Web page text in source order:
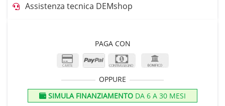
Assistenza tecnica DEMshop
PAGA CON
OPPURE
SIMULA FINANZIAMENTO DA 6 A 30 MESI